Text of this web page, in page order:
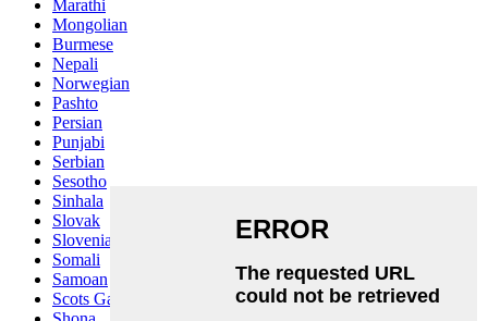
Marathi
Mongolian
Burmese
Nepali
Norwegian
Pashto
Persian
Punjabi
Serbian
Sesotho
Sinhala
Slovak
Slovenian
Somali
Samoan
Scots Gaelic